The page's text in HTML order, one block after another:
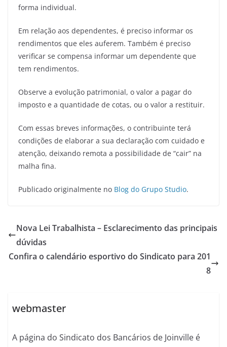
forma individual.
Em relação aos dependentes, é preciso informar os
rendimentos que eles auferem. Também é preciso
verificar se compensa informar um dependente que
tem rendimentos.
Observe a evolução patrimonial, o valor a pagar do
imposto e a quantidade de cotas, ou o valor a restituir.
Com essas breves informações, o contribuinte terá
condições de elaborar a sua declaração com cuidado e
atenção, deixando remota a possibilidade de “cair” na
malha fina.
Publicado originalmente no Blog do Grupo Studio.
Nova Lei Trabalhista – Esclarecimento das principais
dúvidas
Confira o calendário esportivo do Sindicato para 201
8
webmaster
A página do Sindicato dos Bancários de Joinville é